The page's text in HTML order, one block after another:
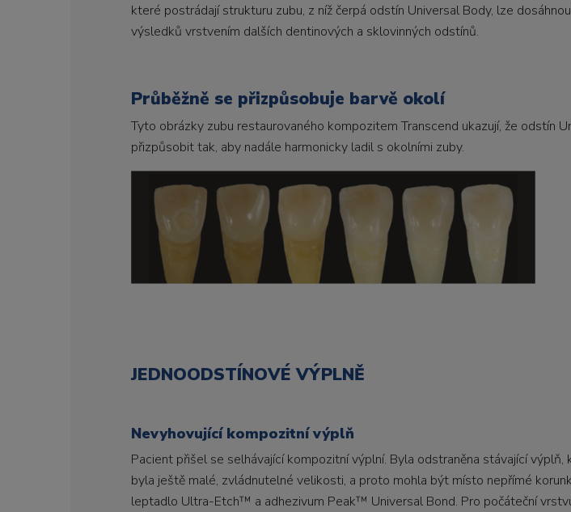
které postrádají strukturu zubu, z níž čerpá odstín Universal Body, lze
výsledků vrstvením dalších dentinových a sklovinných odstínů.
Průběžně se přizpůsobuje barvě okolí
Tyto obrázky zubu restaurovaného kompozitem Transcend ukazují, že odstín
přizpůsobit tak, aby nadále harmonicky ladil s okolními zuby.
JEDNOODSTÍNOVÉ VÝPLNĚ
Nevyhovující kompozitní výplň
Pacient přišel se selhávající kompozitní výplní. Byla odstraněna stávající
byla ještě malé, zvládnutelné velikosti, a proto mohla být místo nepřímé
leptadlo Ultra-Etch™ a adhezivum Peak™ Universal Bond. Pro počáteční